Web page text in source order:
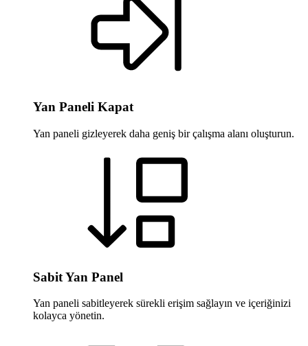
Yan Paneli Kapat
Yan paneli gizleyerek daha geniş bir çalışma alanı oluşturun.
Sabit Yan Panel
Yan paneli sabitleyerek sürekli erişim sağlayın ve içeriğinizi
kolayca yönetin.